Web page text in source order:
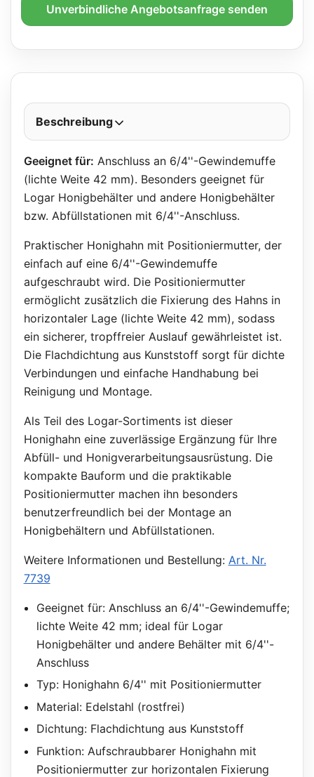
Unverbindliche Angebotsanfrage senden
Beschreibung
Geeignet für: Anschluss an 6/4''-Gewindemuffe
(lichte Weite 42 mm). Besonders geeignet für
Logar Honigbehälter und andere Honigbehälter
bzw. Abfüllstationen mit 6/4''-Anschluss.
Praktischer Honighahn mit Positioniermutter, der
einfach auf eine 6/4''-Gewindemuffe
aufgeschraubt wird. Die Positioniermutter
ermöglicht zusätzlich die Fixierung des Hahns in
horizontaler Lage (lichte Weite 42 mm), sodass
ein sicherer, tropffreier Auslauf gewährleistet ist.
Die Flachdichtung aus Kunststoff sorgt für dichte
Verbindungen und einfache Handhabung bei
Reinigung und Montage.
Als Teil des Logar-Sortiments ist dieser
Honighahn eine zuverlässige Ergänzung für Ihre
Abfüll- und Honigverarbeitungsausrüstung. Die
kompakte Bauform und die praktikable
Positioniermutter machen ihn besonders
benutzerfreundlich bei der Montage an
Honigbehältern und Abfüllstationen.
Weitere Informationen und Bestellung: Art. Nr.
7739
Geeignet für: Anschluss an 6/4''-Gewindemuffe;
lichte Weite 42 mm; ideal für Logar
Honigbehälter und andere Behälter mit 6/4''-
Anschluss
Typ: Honighahn 6/4'' mit Positioniermutter
Material: Edelstahl (rostfrei)
Dichtung: Flachdichtung aus Kunststoff
Funktion: Aufschraubbarer Honighahn mit
Positioniermutter zur horizontalen Fixierung